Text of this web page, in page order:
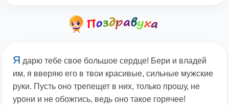
Я дарю тебе свое большое сердце! Бери и владей
им, я вверяю его в твои красивые, сильные мужские
руки. Пусть оно трепещет в них, только прошу, не
урони и не обожгись, ведь оно такое горячее!